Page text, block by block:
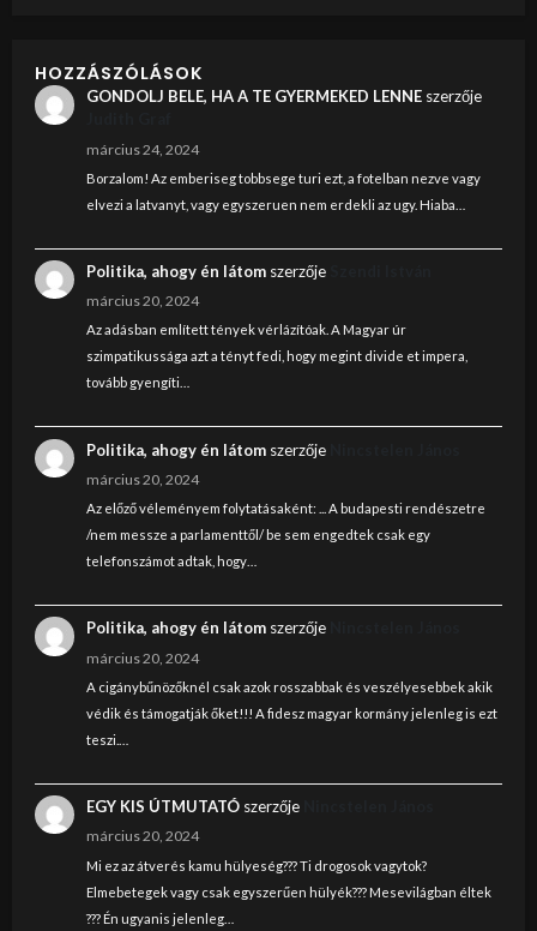
HOZZÁSZÓLÁSOK
GONDOLJ BELE, HA A TE GYERMEKED LENNEszerzője
március 24, 2024
Borzalom! Az emberiseg tobbsege turi ezt, a fotelban nezve vagy
elvezi a latvanyt, vagy egyszeruen nem erdekli az ugy. Hiaba…
Politika, ahogy én látomszerzője
március 20, 2024
Az adásban említett tények vérlázítóak. A Magyar úr
szimpatikussága azt a tényt fedi, hogy megint divide et impera,
tovább gyengíti…
Politika, ahogy én látomszerzője
március 20, 2024
Az előző véleményem folytatásaként: ... A budapesti rendészetre
/nem messze a parlamenttől/ be sem engedtek csak egy
telefonszámot adtak, hogy…
Politika, ahogy én látomszerzője
március 20, 2024
A cigánybűnözőknél csak azok rosszabbak és veszélyesebbek akik
védik és támogatják őket!!! A fidesz magyar kormány jelenleg is ezt
teszi.…
EGY KIS ÚTMUTATÓszerzője
március 20, 2024
Mi ez az átverés kamu hülyeség??? Ti drogosok vagytok?
Elmebetegek vagy csak egyszerűen hülyék??? Mesevilágban éltek
??? Én ugyanis jelenleg…